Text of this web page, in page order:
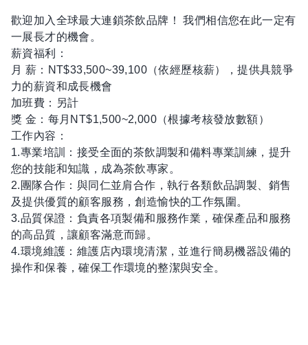
歡迎加入全球最大連鎖茶飲品牌！ 我們相信您在此一定有
一展長才的機會。
薪資福利：
月 薪：NT$33,500~39,100（依經歷核薪），提供具競爭
力的薪資和成長機會
加班費：另計
獎 金：每月NT$1,500~2,000（根據考核發放數額）
工作內容：
1.專業培訓：接受全面的茶飲調製和備料專業訓練，提升
您的技能和知識，成為茶飲專家。
2.團隊合作：與同仁並肩合作，執行各類飲品調製、銷售
及提供優質的顧客服務，創造愉快的工作氛圍。
3.品質保證：負責各項製備和服務作業，確保產品和服務
的高品質，讓顧客滿意而歸。
4.環境維護：維護店內環境清潔，並進行簡易機器設備的
操作和保養，確保工作環境的整潔與安全。